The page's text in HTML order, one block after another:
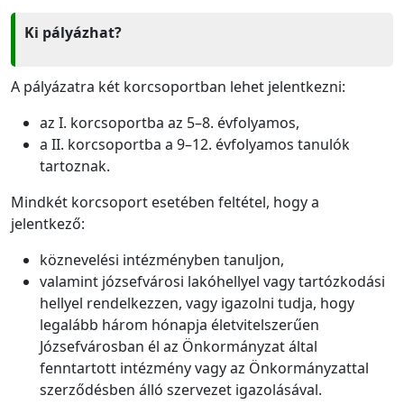
Ki pályázhat?
A pályázatra két korcsoportban lehet jelentkezni:
az I. korcsoportba az 5–8. évfolyamos,
a II. korcsoportba a 9–12. évfolyamos tanulók
tartoznak.
Mindkét korcsoport esetében feltétel, hogy a
jelentkező:
köznevelési intézményben tanuljon,
valamint józsefvárosi lakóhellyel vagy tartózkodási
hellyel rendelkezzen, vagy igazolni tudja, hogy
legalább három hónapja életvitelszerűen
Józsefvárosban él az Önkormányzat által
fenntartott intézmény vagy az Önkormányzattal
szerződésben álló szervezet igazolásával.